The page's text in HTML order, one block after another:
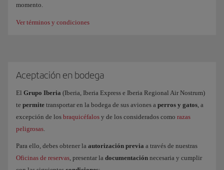
momento.
Ver términos y condiciones
Aceptación en bodega
El Grupo Iberia (Iberia, Iberia Express e Iberia Regional Air Nostrum)
te permite transportar en la bodega de sus aviones a perros y gatos, a
excepción de los braquicéfalos y de los considerados como razas
peligrosas.
Para ello, debes obtener la autorización previa a través de nuestras
Oficinas de reservas, presentar la documentación necesaria y cumplir